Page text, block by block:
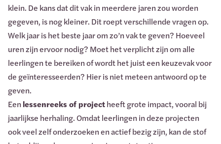
klein. De kans dat dit vak in meerdere jaren zou worden
gegeven, is nog kleiner. Dit roept verschillende vragen op.
Welk jaar is het beste jaar om zo’n vak te geven? Hoeveel
uren zijn ervoor nodig? Moet het verplicht zijn om alle
leerlingen te bereiken of wordt het juist een keuzevak voor
de geïnteresseerden? Hier is niet meteen antwoord op te
geven.
Eenlessenreeks of projectheeft grote impact, vooral bij
jaarlijkse herhaling. Omdat leerlingen in deze projecten
ook veel zelf onderzoeken en actief bezig zijn, kan de stof